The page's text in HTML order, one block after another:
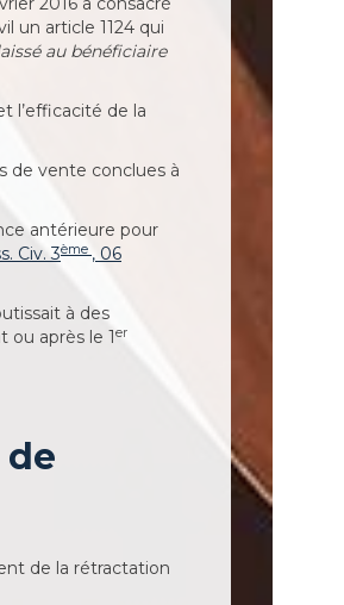
un article 1124 qui
au bénéficiaire
l’efficacité de la
de vente conclues à
antérieure pour
Civ. 3ème , 06
à des
ou après le 1er
de la rétractation